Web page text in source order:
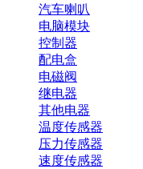
汽车喇叭
电脑模块
控制器
配电盒
电磁阀
继电器
其他电器
温度传感器
压力传感器
速度传感器